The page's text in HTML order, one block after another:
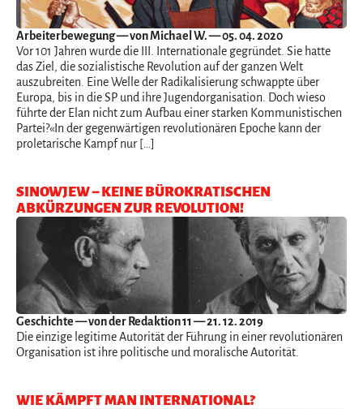
Arbeiterbewegung— von Michael W. — 05. 04. 2020
Vor 101 Jahren wurde die III. Internationale gegründet. Sie hatte
das Ziel, die sozialistische Revolution auf der ganzen Welt
auszubreiten. Eine Welle der Radikalisierung schwappte über
Europa, bis in die SP und ihre Jugendorganisation. Doch wieso
führte der Elan nicht zum Aufbau einer starken Kommunistischen
Partei?«In der gegenwärtigen revolutionären Epoche kann der
proletarische Kampf nur […]
SINOWJEW – KEINE BÜROKRATISCHEN
ABKÜRZUNGEN ZUR REVOLUTION!
Geschichte— von der Redaktion 11 — 21. 12. 2019
Die einzige legitime Autorität der Führung in einer revolutionären
Organisation ist ihre politische und moralische Autorität.
WIE KÄMPFT MAN INTERNATIONAL?